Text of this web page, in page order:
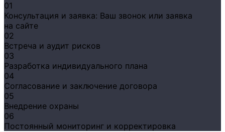
01
Консультация и заявка: Ваш звонок или заявка
на сайте
02
Встреча и аудит рисков
03
Разработка индивидуального плана
04
Согласование и заключение договора
05
Внедрение охраны
06
Постоянный мониторинг и корректировка